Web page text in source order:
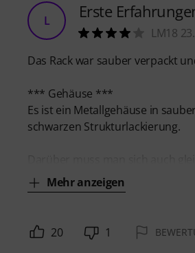
L Erste
LM18
Das Rack war sauber verpackt
*** Gehäuse ***
Es ist ein Metallgehäuse in
schwarzen Strukturlackierung.
Mehr anzeigen
20 1